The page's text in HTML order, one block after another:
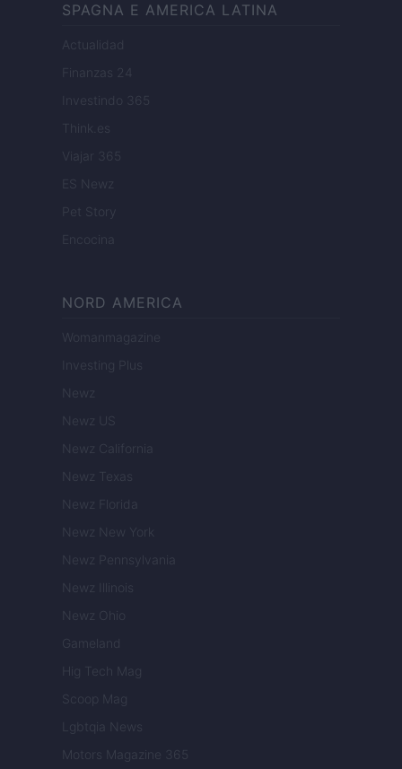
SPAGNA E AMERICA LATINA
Actualidad
Finanzas 24
Investindo 365
Think.es
Viajar 365
ES Newz
Pet Story
Encocina
NORD AMERICA
Womanmagazine
Investing Plus
Newz
Newz US
Newz California
Newz Texas
Newz Florida
Newz New York
Newz Pennsylvania
Newz Illinois
Newz Ohio
Gameland
Hig Tech Mag
Scoop Mag
Lgbtqia News
Motors Magazine 365